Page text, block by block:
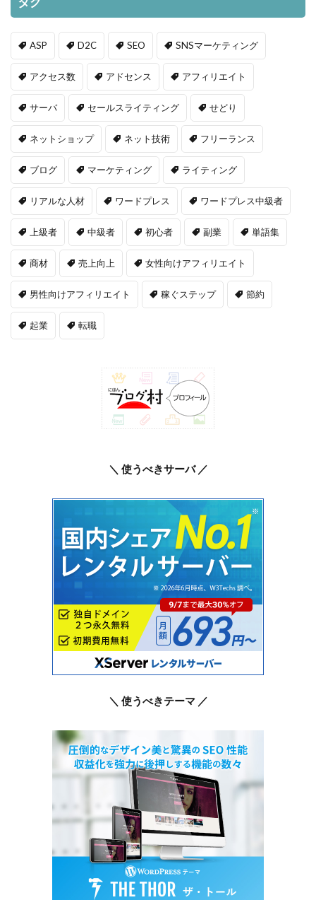
ASP D2C SEO SNSマーケティング
アクセス数 アドセンス アフィリエイト
サーバ セールスライティング せどり
ネットショップ ネット技術 フリーランス
ブログ マーケティング ライティング
リアルな人材 ワードプレス ワードプレス中級者
上級者 中級者 初心者 副業 単語集
商材 売上向上 女性向けアフィリエイト
男性向けアフィリエイト 稼ぐステップ 節約
起業 転職
＼ 使うべきサーバ ／
＼ 使うべきテーマ ／